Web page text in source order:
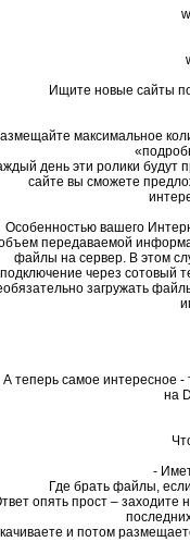
Ищите новые сайты
максимальное
день эти ролики будут
сайте вы сможете
Особенностью вашего
передаваемой
файлы на сервер. В этом
подключение через сотовый
загружать
А теперь самое интересное
на
-
Где брать файлы,
опять прост –
и потом